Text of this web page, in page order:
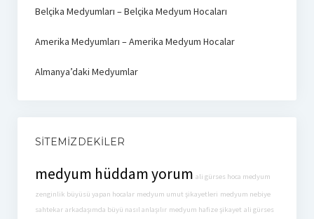
Belçika Medyumları – Belçika Medyum Hocaları
Amerika Medyumları – Amerika Medyum Hocalar
Almanya’daki Medyumlar
SITEMIZDEKILER
medyum hüddam yorum ali gürses hoca medyum
zenginlik büyüsü yapan hocalar medyum umut şikayetleri medyum nebiye
sahtekar arkadaşımda büyü nasıl anlaşılır medyum hafize şikayet ali gürses